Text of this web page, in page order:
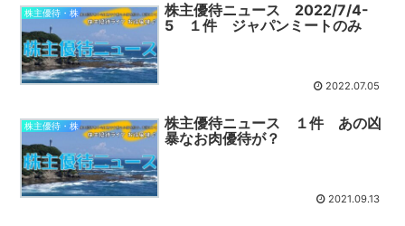
株主優待・株
株主優待ニュース 2022/7/4-
5 １件 ジャパンミートのみ
2022.07.05
株主優待・株
株主優待ニュース １件 あの凶
暴なお肉優待が？
2021.09.13